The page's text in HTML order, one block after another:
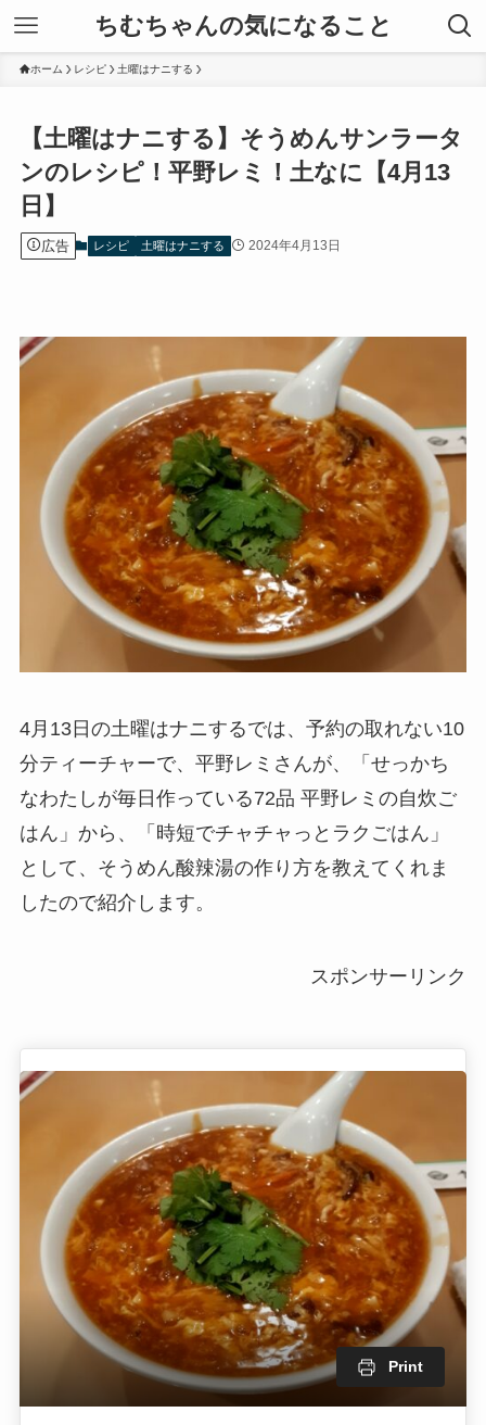
ちむちゃんの気になること
ホーム レシピ 土曜はナニする
【土曜はナニする】そうめんサンラータ
ンのレシピ！平野レミ！土なに【4月13
日】
広告 レシピ 土曜はナニする 2024年4月13日
4月13日の土曜はナニするでは、予約の取れない10
分ティーチャーで、平野レミさんが、「せっかち
なわたしが毎日作っている72品 平野レミの自炊ご
はん」から、「時短でチャチャっとラクごはん」
として、そうめん酸辣湯の作り方を教えてくれま
したので紹介します。
スポンサーリンク
Print